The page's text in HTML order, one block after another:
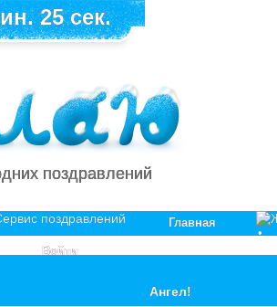
25 сек.
поздравлений
Главная
•
Войти
Ангел!